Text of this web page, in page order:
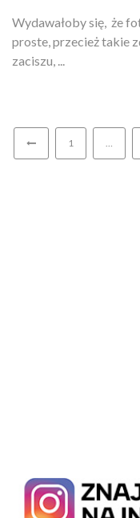
Wydawałoby się, że
proste, przecież takie
zaciszu, ...
1